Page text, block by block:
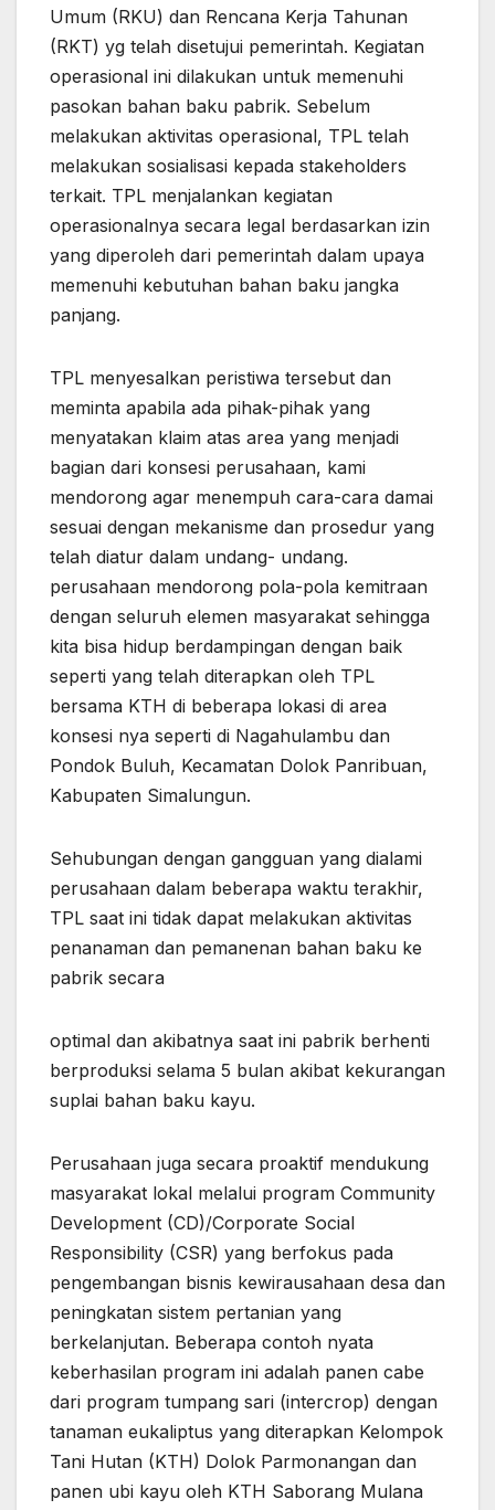
Umum (RKU) dan Rencana Kerja Tahunan
(RKT) yg telah disetujui pemerintah. Kegiatan
operasional ini dilakukan untuk memenuhi
pasokan bahan baku pabrik. Sebelum
melakukan aktivitas operasional, TPL telah
melakukan sosialisasi kepada stakeholders
terkait. TPL menjalankan kegiatan
operasionalnya secara legal berdasarkan izin
yang diperoleh dari pemerintah dalam upaya
memenuhi kebutuhan bahan baku jangka
panjang.
TPL menyesalkan peristiwa tersebut dan
meminta apabila ada pihak-pihak yang
menyatakan klaim atas area yang menjadi
bagian dari konsesi perusahaan, kami
mendorong agar menempuh cara-cara damai
sesuai dengan mekanisme dan prosedur yang
telah diatur dalam undang- undang.
perusahaan mendorong pola-pola kemitraan
dengan seluruh elemen masyarakat sehingga
kita bisa hidup berdampingan dengan baik
seperti yang telah diterapkan oleh TPL
bersama KTH di beberapa lokasi di area
konsesi nya seperti di Nagahulambu dan
Pondok Buluh, Kecamatan Dolok Panribuan,
Kabupaten Simalungun.
Sehubungan dengan gangguan yang dialami
perusahaan dalam beberapa waktu terakhir,
TPL saat ini tidak dapat melakukan aktivitas
penanaman dan pemanenan bahan baku ke
pabrik secara
optimal dan akibatnya saat ini pabrik berhenti
berproduksi selama 5 bulan akibat kekurangan
suplai bahan baku kayu.
Perusahaan juga secara proaktif mendukung
masyarakat lokal melalui program Community
Development (CD)/Corporate Social
Responsibility (CSR) yang berfokus pada
pengembangan bisnis kewirausahaan desa dan
peningkatan sistem pertanian yang
berkelanjutan. Beberapa contoh nyata
keberhasilan program ini adalah panen cabe
dari program tumpang sari (intercrop) dengan
tanaman eukaliptus yang diterapkan Kelompok
Tani Hutan (KTH) Dolok Parmonangan dan
panen ubi kayu oleh KTH Saborang Mulana